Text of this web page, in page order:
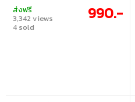
Cherry Profile วัสดุ PBT Dyesub
ส่งฟรี
3,342 views
4 sold
990.-